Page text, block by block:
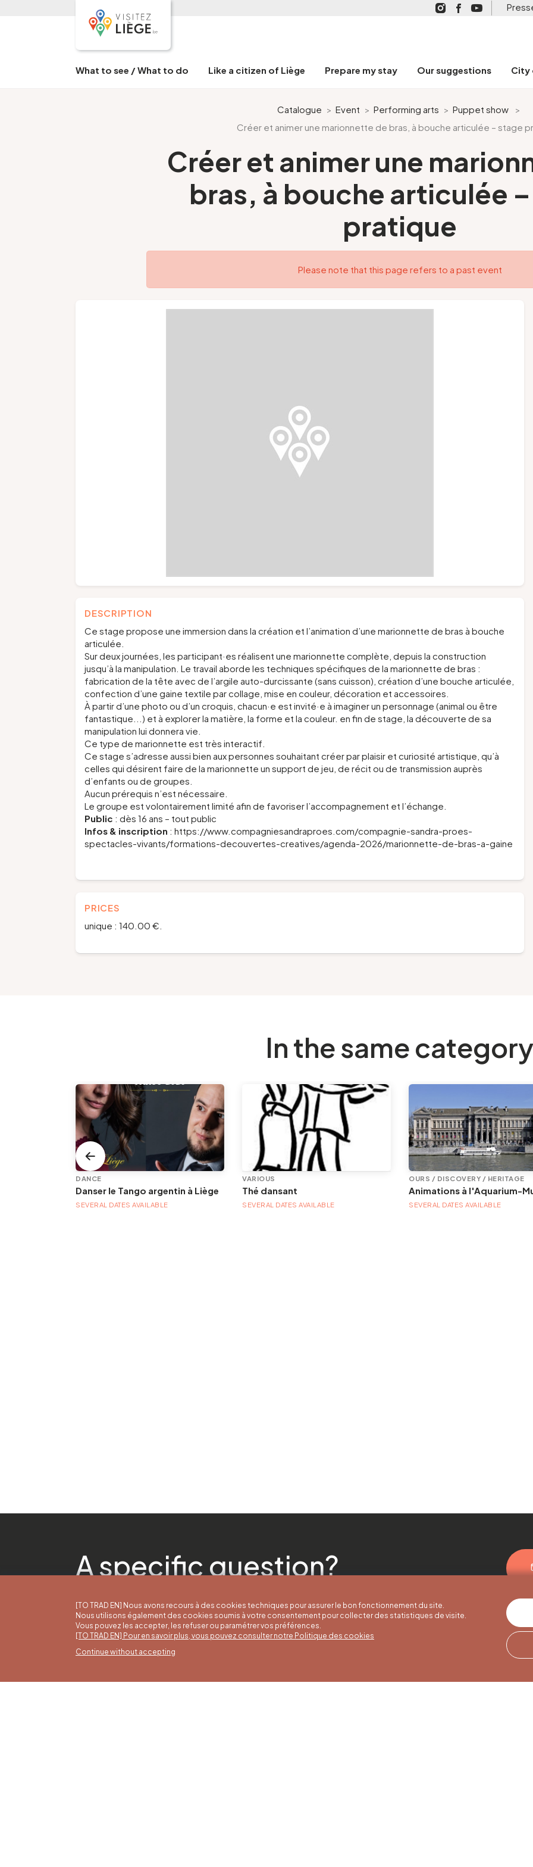
What to see / What to do Like a citizen of Liège Prepare my stay Our suggestions City
Catalogue > Event > Performing arts > Puppet show
>
Créer et animer une marionnette de bras, à bouche articulée – stage
Créer et animer une
bras, à bouche articulée
pratique
Please note that this page refers to a past event
DESCRIPTION
Ce stage propose une immersion dans la création et l’animation d’une marionnette de bras à bouche
articulée.
Sur deux journées, les participant·es réalisent une marionnette complète, depuis la construction
jusqu’à la manipulation. Le travail aborde les techniques spécifiques de la marionnette de bras :
fabrication de la tête avec de l’argile auto-durcissante (sans cuisson), création d’une bouche articulée,
confection d’une gaine textile par collage, mise en couleur, décoration et accessoires.
À partir d’une photo ou d’un croquis, chacun·e est invité·e à imaginer un personnage (animal ou être
fantastique...) et à explorer la matière, la forme et la couleur. en fin de stage, la découverte de sa
manipulation lui donnera vie.
Ce type de marionnette est très interactif.
Ce stage s’adresse aussi bien aux personnes souhaitant créer par plaisir et curiosité artistique, qu’à
celles qui désirent faire de la marionnette un support de jeu, de récit ou de transmission auprès
d’enfants ou de groupes.
Aucun prérequis n’est nécessaire.
Le groupe est volontairement limité afin de favoriser l’accompagnement et l’échange.
Public : dès 16 ans – tout public
Infos & inscription : https://www.compagniesandraproes.com/compagnie-sandra-proes-
spectacles-vivants/formations-decouvertes-creatives/agenda-2026/marionnette-de-bras-a-gaine
PRICES
unique : 140.00 €.
In the same category
DANCE
Danser le Tango argentin à Liège
SEVERAL DATES AVAILABLE
VARIOUS
Thé dansant
SEVERAL DATES AVAILABLE
OURS / DISCOVERY / HERITAGE
SEVERAL DATES AVAILABLE
A specific question?
[TO TRAD EN] Nous avons recours à des cookies techniques pour assurer le bon fonctionnement du site.
Nous utilisons également des cookies soumis à votre consentement pour collecter des statistiques de visite.
Vous pouvez les accepter, les refuser ou paramétrer vos préférences.
[TO TRAD EN] Pour en savoir plus, vous pouvez consulter notre Politique des cookies
Continue without accepting